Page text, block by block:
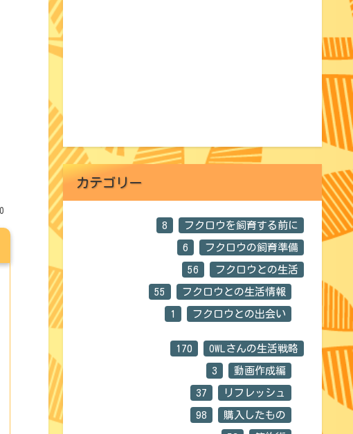
カテゴリー
フクロウを飼育する前に
8
フクロウの飼育準備
6
フクロウとの生活
56
フクロウとの生活情報
55
フクロウとの出会い
1
OWLさんの生活戦略
170
動画作成編
3
リフレッシュ
37
購入したもの
98